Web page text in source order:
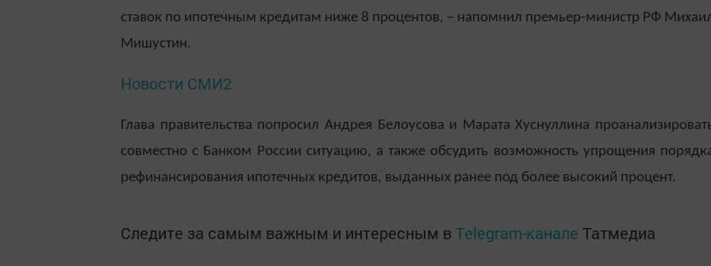
ставок по ипотечным кредитам ниже 8 процентов, – напомнил премьер-министр РФ
Мишустин.
Новости СМИ2
Глава правительства попросил Андрея Белоусова и Марата Хуснуллина
совместно с Банком России ситуацию, а также обсудить возможность упрощения
рефинансирования ипотечных кредитов, выданных ранее под более высокий процент.
Следите за самым важным и интересным в Telegram-канале Татмедиа